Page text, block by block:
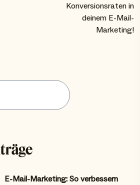
Konversionsraten in
deinem E-Mail-
Marketing!
E-Mail-Marketing: So verbessern